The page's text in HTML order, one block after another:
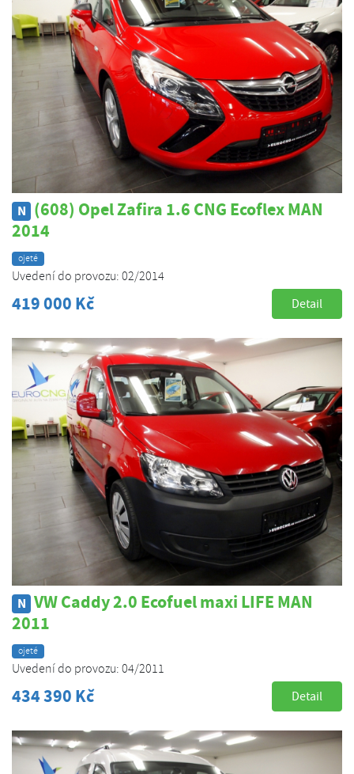
N (608) Opel Zafira 1.6 CNG Ecoflex MAN
2014
ojeté
Uvedení do provozu: 02/2014
419 000 Kč Detail
N VW Caddy 2.0 Ecofuel maxi LIFE MAN
2011
ojeté
Uvedení do provozu: 04/2011
434 390 Kč Detail